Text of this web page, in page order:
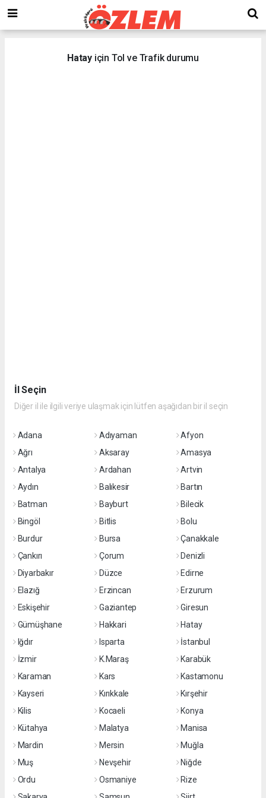
Hatay için Tol ve Trafik durumu
İl Seçin
Diğer il ile ilgili veriye ulaşmak için lütfen aşağıdan bir il seçin
Adana Adıyaman
Afyon
Ağrı
Aksaray
Amasya
Antalya
Ardahan
Artvin
Aydın
Balıkesir
Bartın
Batman
Bayburt
Bilecik
Bingöl
Bitlis
Bolu
Burdur
Bursa
Çanakkale
Çankırı
Çorum
Denizli
Diyarbakır
Düzce
Edirne
Elazığ
Erzincan
Erzurum
Eskişehir
Gaziantep
Giresun
Gümüşhane
Hakkari
Hatay
Iğdır
Isparta
İstanbul
İzmir
K.Maraş
Karabük
Karaman
Kars
Kastamonu
Kayseri
Kırıkkale
Kırşehir
Kilis
Kocaeli
Konya
Kütahya
Malatya
Manisa
Mardin
Mersin
Muğla
Muş
Nevşehir
Niğde
Ordu
Osmaniye
Rize